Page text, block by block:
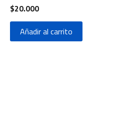
$20.000
Añadir al carrito